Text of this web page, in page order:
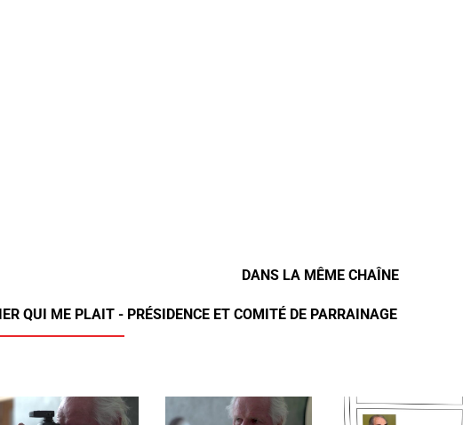
DANS LA MÊME CHAÎNE
QUI ME PLAIT - PRÉSIDENCE ET COMITÉ DE PARRAINAGE